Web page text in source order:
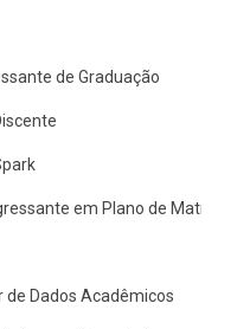
de Graduação
em Plano de
de Dados Acadêmicos